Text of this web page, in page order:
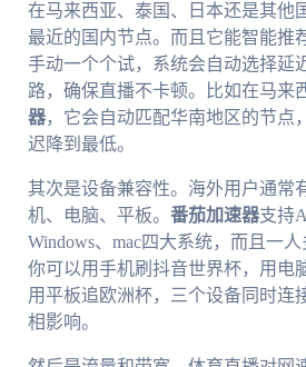
在马来西亚、泰国、日本还是其他
最近的国内节点。而且它能智能推
手动一个个试，系统会自动选择延
路，确保直播不卡顿。比如在马来
器，它会自动匹配华南地区的节点
迟降到最低。
其次是设备兼容性。海外用户通常
机、电脑、平板。 番茄加速器支持
Windows、mac四大系统，而且一
你可以用手机刷抖音世界杯，用电
用平板追欧洲杯，三个设备同时连
相影响。